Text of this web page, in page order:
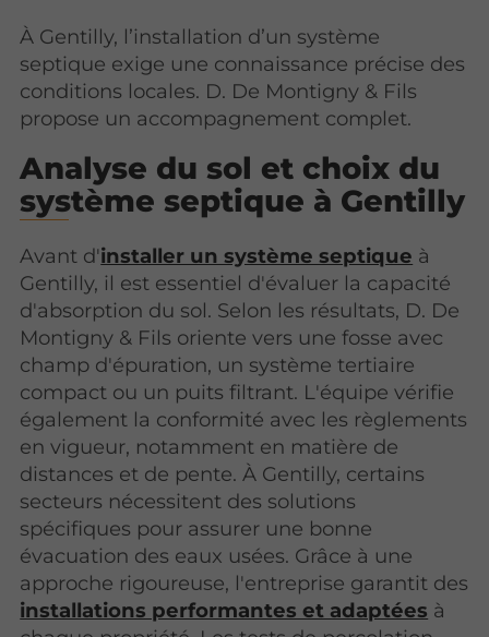
À Gentilly, l’installation d’un système
septique exige une connaissance précise des
conditions locales. D. De Montigny & Fils
propose un accompagnement complet.
Analyse du sol et choix du
système septique à Gentilly
Avant d'installer un système septique à
Gentilly, il est essentiel d'évaluer la capacité
d'absorption du sol. Selon les résultats, D. De
Montigny & Fils oriente vers une fosse avec
champ d'épuration, un système tertiaire
compact ou un puits filtrant. L'équipe vérifie
également la conformité avec les règlements
en vigueur, notamment en matière de
distances et de pente. À Gentilly, certains
secteurs nécessitent des solutions
spécifiques pour assurer une bonne
évacuation des eaux usées. Grâce à une
approche rigoureuse, l'entreprise garantit des
installations performantes et adaptées à